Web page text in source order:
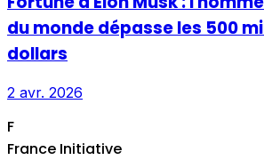
du monde dépasse les 500
dollars
2 avr. 2026
F
France Initiative